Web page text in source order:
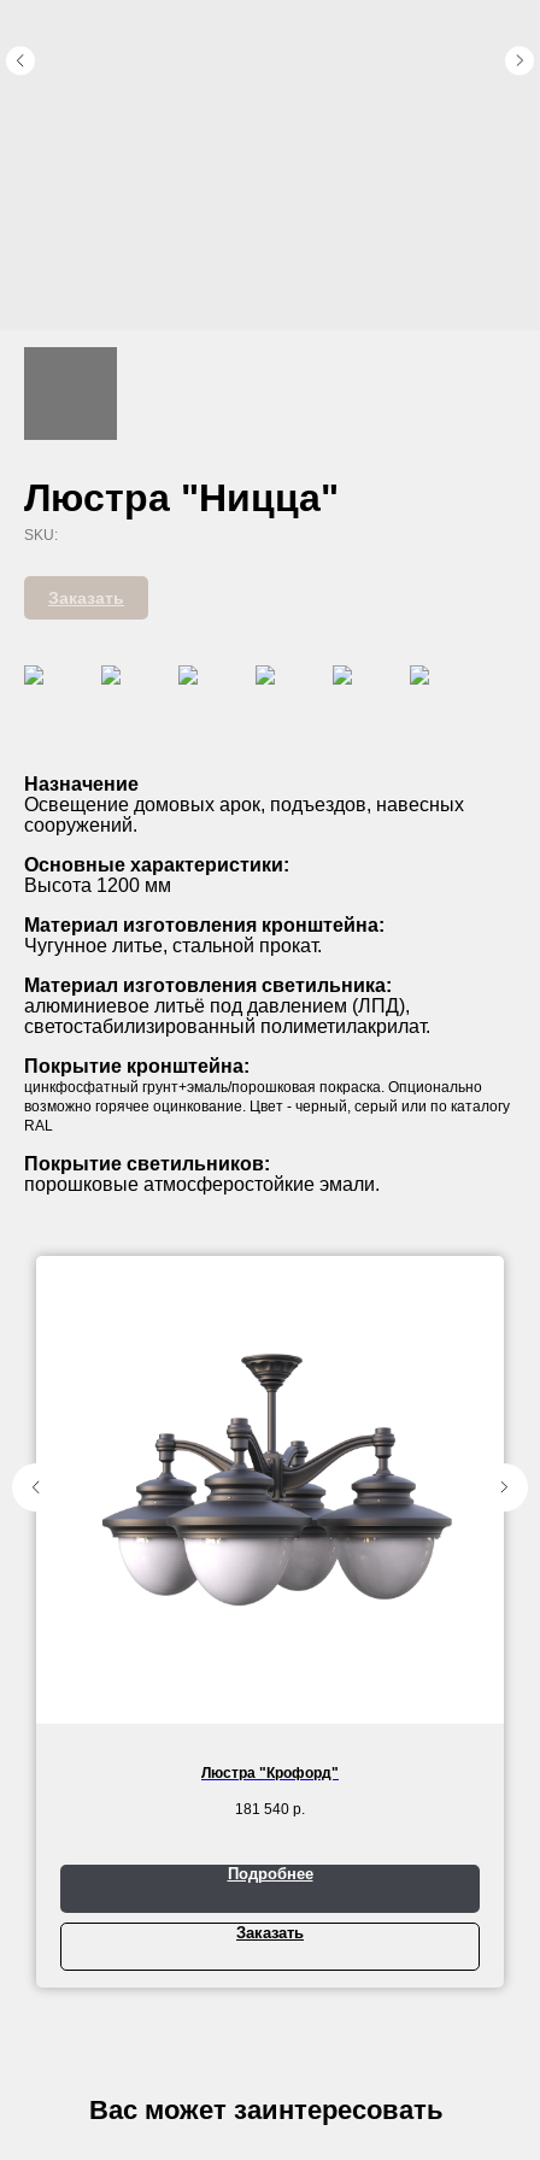
Люстра "Ницца"
SKU:
Заказать
Назначение
Освещение домовых арок, подъездов, навесных
сооружений.
Основные характеристики:
Высота 1200 мм
Материал изготовления кронштейна:
Чугунное литье, стальной прокат.
Материал изготовления светильника:
алюминиевое литьё под давлением (ЛПД),
светостабилизированный полиметилакрилат.
Покрытие кронштейна:
цинкфосфатный грунт+эмаль/порошковая покраска. Опционально
возможно горячее оцинкование. Цвет - черный, серый или по каталогу
RAL
Покрытие светильников:
порошковые атмосферостойкие эмали.
Люстра "Крофорд"
181 540 р.
Подробнее
Заказать
Вас может заинтересовать